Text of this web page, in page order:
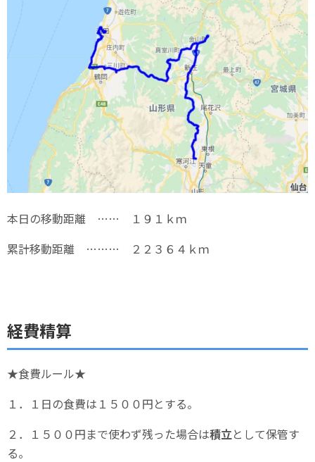
本日の移動距離 …… １９１ｋｍ
累計移動距離 ……… ２２３６４ｋｍ
経費精算
★食費ルール★
１．１日の食費は１５００円とする。
２．１５００円まで使わず残った場合は積立として保管す
る。